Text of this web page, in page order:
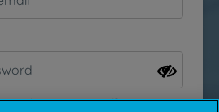
se da sua password?